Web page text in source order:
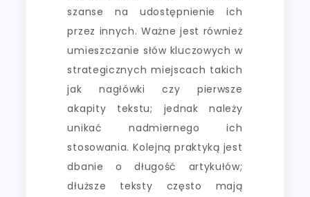
szanse na udostępnienie ich
przez innych. Ważne jest również
umieszczanie słów kluczowych w
strategicznych miejscach takich
jak nagłówki czy pierwsze
akapity tekstu; jednak należy
unikać nadmiernego ich
stosowania. Kolejną praktyką jest
dbanie o długość artykułów;
dłuższe teksty często mają